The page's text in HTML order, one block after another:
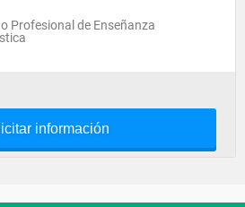
Profesional de Enseñanza
información